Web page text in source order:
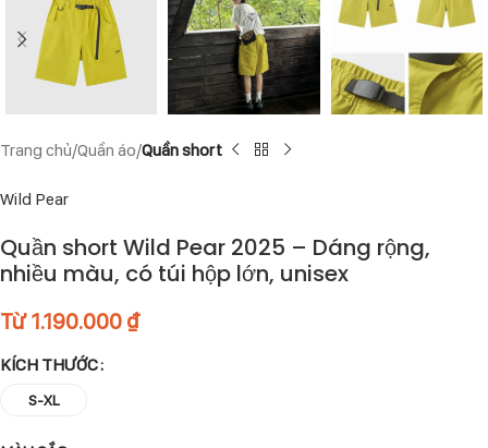
Trang chủ Quần áo Quần short
Wild Pear
Quần short Wild Pear 2025 – Dáng rộng,
nhiều màu, có túi hộp lớn, unisex
Từ1.190.000 ₫
KÍCH THƯỚC
S-XL